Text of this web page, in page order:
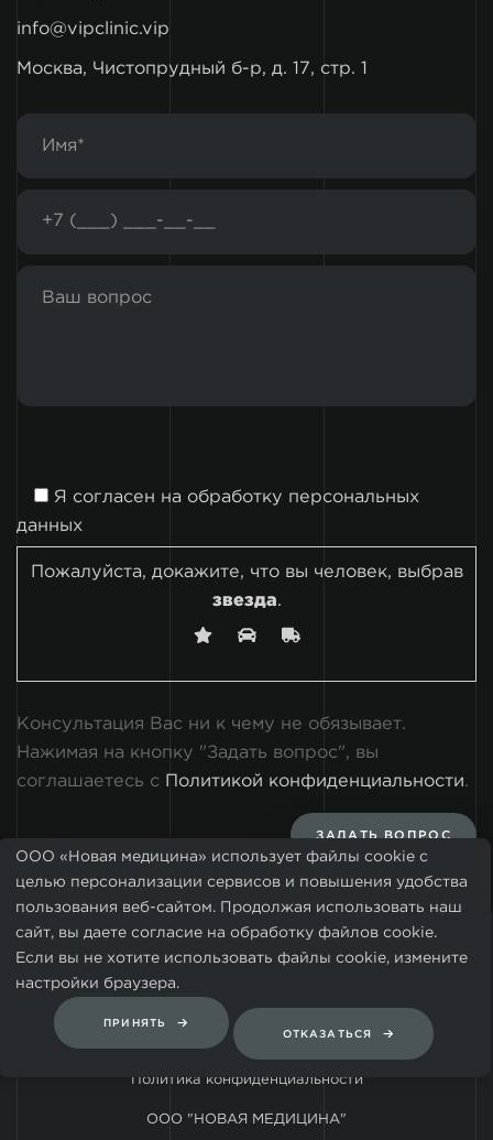
info@vipclinic.vip
Москва, Чистопрудный б-р, д. 17, стр. 1
Я согласен на обработку персональных
данных
Пожалуйста, докажите, что вы человек, выбрав
звезда.
Консультация Вас ни к чему не обязывает.
Нажимая на кнопку "Задать вопрос", вы
соглашаетесь с
Политикой конфиденциальности.
ЗАДАТЬ ВОПРОС
© 2008-2026, VIP Clinic
Политика конфиденциальности
ООО "НОВАЯ МЕДИЦИНА"
ООО «Новая медицина» использует файлы cookie с
целью персонализации сервисов и повышения удобства
пользования веб-сайтом. Продолжая использовать наш
сайт, вы даете согласие на обработку файлов cookie.
Если вы не хотите использовать файлы cookie, измените
настройки браузера.
ПРИНЯТЬ
ОТКАЗАТЬСЯ